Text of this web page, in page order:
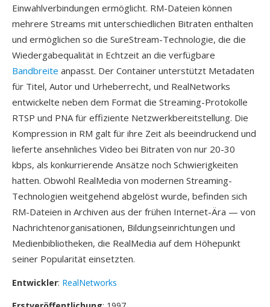
Einwahlverbindungen ermöglicht. RM-Dateien können
mehrere Streams mit unterschiedlichen Bitraten enthalten
und ermöglichen so die SureStream-Technologie, die die
Wiedergabequalität in Echtzeit an die verfügbare
Bandbreite anpasst. Der Container unterstützt Metadaten
für Titel, Autor und Urheberrecht, und RealNetworks
entwickelte neben dem Format die Streaming-Protokolle
RTSP und PNA für effiziente Netzwerkbereitstellung. Die
Kompression in RM galt für ihre Zeit als beeindruckend und
lieferte ansehnliches Video bei Bitraten von nur 20-30
kbps, als konkurrierende Ansätze noch Schwierigkeiten
hatten. Obwohl RealMedia von modernen Streaming-
Technologien weitgehend abgelöst wurde, befinden sich
RM-Dateien in Archiven aus der frühen Internet-Ära — von
Nachrichtenorganisationen, Bildungseinrichtungen und
Medienbibliotheken, die RealMedia auf dem Höhepunkt
seiner Popularität einsetzten.
Entwickler: RealNetworks